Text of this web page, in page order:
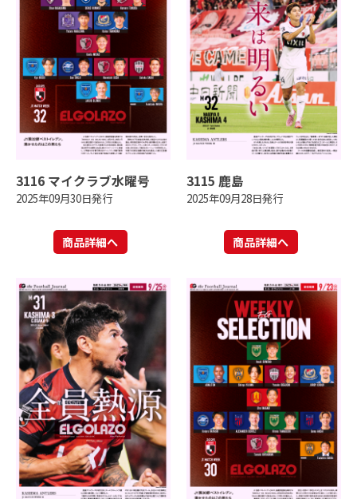
3116 マイクラブ水曜号
2025年09月30日発行
商品詳細へ
3115 鹿島
2025年09月28日発行
商品詳細へ